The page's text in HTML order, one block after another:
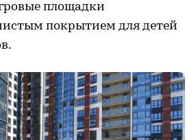
площадки
покрытием для детей